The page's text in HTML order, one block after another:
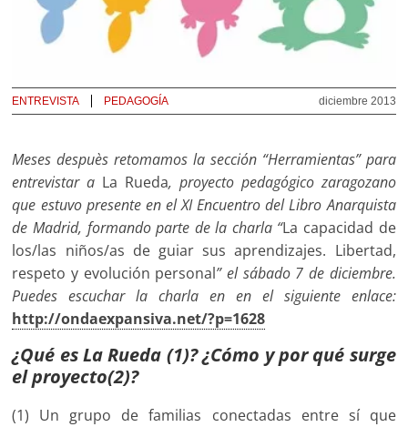
diciembre 2013
ENTREVISTA PEDAGOGÍA
Meses despuès retomamos la sección “Herramientas” para
entrevistar a La Rueda, proyecto pedagógico zaragozano
que estuvo presente en el XI Encuentro del Libro Anarquista
de Madrid, formando parte de la charla “La capacidad de
los/las niños/as de guiar sus aprendizajes. Libertad,
respeto y evolución personal” el sábado 7 de diciembre.
Puedes escuchar la charla en en el siguiente enlace:
http://ondaexpansiva.net/?p=1628
¿Qué es La Rueda (1)? ¿Cómo y por qué surge
el proyecto(2)?
(1) Un grupo de familias conectadas entre sí que